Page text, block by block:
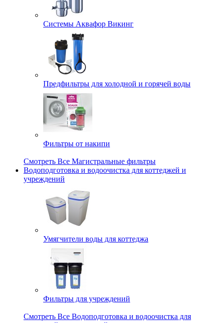
Системы Аквафор Викинг
Предфильтры для холодной и горячей воды
Фильтры от накипи
Смотреть Все Магистральные фильтры
Водоподготовка и водоочистка для коттеджей и
учреждений
Умягчители воды для коттеджа
Фильтры для учреждений
Смотреть Все Водоподготовка и водоочистка для